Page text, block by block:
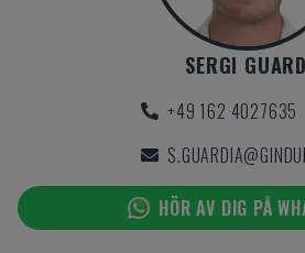
SERGI
+49 162 4027635
HÖR AV DIG PÅ